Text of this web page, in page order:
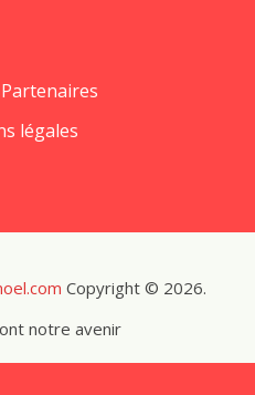
légales
Copyright © 2026.
notre avenir